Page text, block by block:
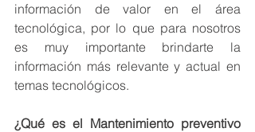
información de valor en el área
tecnológica, por lo que para nosotros
es muy importante brindarte la
información más relevante y actual en
temas tecnológicos.
¿Qué es el Mantenimiento preventivo